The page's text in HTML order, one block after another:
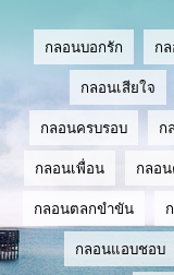
กลอนบอกรัก ก
กลอนเสียใจ
กลอนครบรอบ ก
กลอนเพื่อน กลอ
กลอนตลกขำขัน
กลอนแอบชอบ